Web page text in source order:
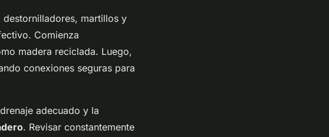
destornilladores, martillos y
Comienza
madera reciclada. Luego,
conexiones seguras para
adecuado y la
. Revisar constantemente